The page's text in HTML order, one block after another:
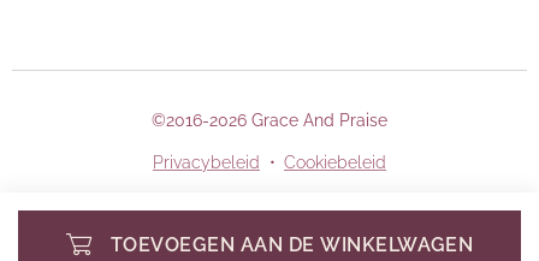
TOEVOEGEN AAN DE WINKELWAGEN
©2016-2026 Grace And Praise
Privacybeleid Cookiebeleid